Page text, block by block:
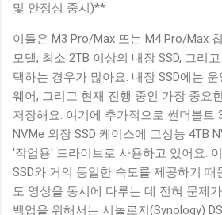
및 안정성 중시)**
이들은 M3 Pro/Max 또는 M4 Pro/Max
모델, 최소 2TB 이상의 내장 SSD, 그리
택하는 경우가 많아요. 내장 SSD에는
웨어, 그리고 현재 진행 중인 가장 중요
저장해요. 여기에 추가적으로 썬더볼트
NVMe 외장 SSD 케이스에 고성능 4TB
'작업용' 드라이브로 사용하고 있어요.
SSD와 거의 동일한 속도를 제공하기
도 영상을 동시에 다루는 데 전혀 문제
백업을 위해서는 시놀로지(Synology)